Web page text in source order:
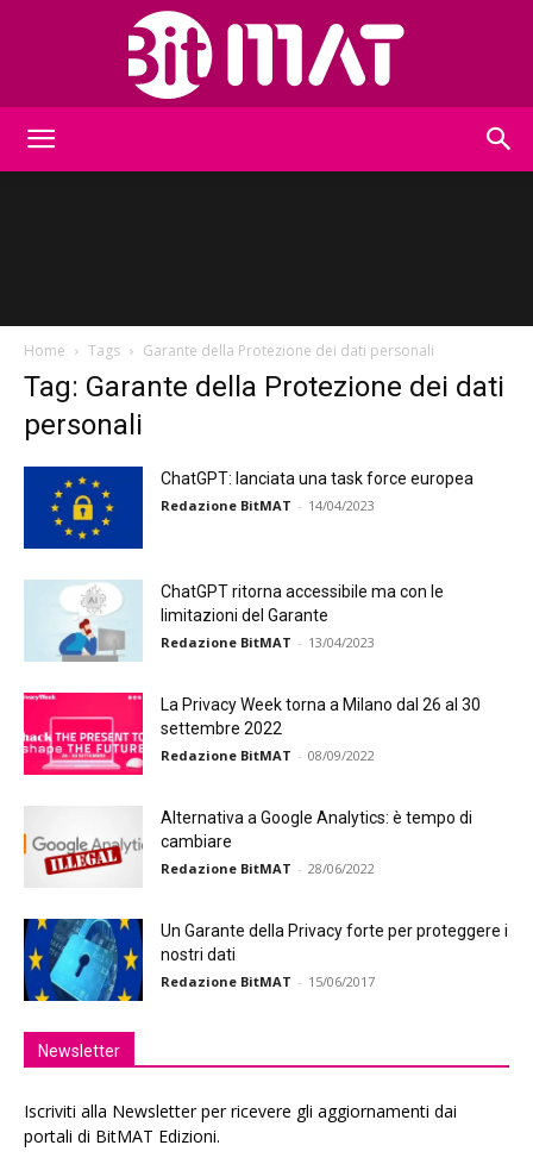
Home Tags Garante della Protezione dei dati personali
Tag: Garante della Protezione dei dati
personali
ChatGPT: lanciata una task force europea
Redazione BitMAT - 14/04/2023
ChatGPT ritorna accessibile ma con le
limitazioni del Garante
Redazione BitMAT - 13/04/2023
La Privacy Week torna a Milano dal 26 al 30
settembre 2022
Redazione BitMAT - 08/09/2022
Alternativa a Google Analytics: è tempo di
cambiare
Redazione BitMAT - 28/06/2022
Un Garante della Privacy forte per proteggere i
nostri dati
Redazione BitMAT - 15/06/2017
Newsletter
Iscriviti alla Newsletter per ricevere gli aggiornamenti dai
portali di BitMAT Edizioni.